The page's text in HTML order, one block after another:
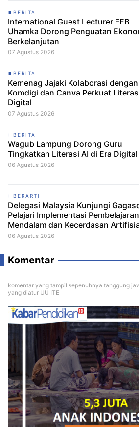
BERITA
International Guest Lecturer FEB
Uhamka Dorong Penguatan
Berkelanjutan
07 Agustus 2026
BERITA
Kemenag Jajaki Kolaborasi dengan
Komdigi dan Canva Perkuat
Digital
07 Agustus 2026
BERITA
Wagub Lampung Dorong Guru
Tingkatkan Literasi AI di Era Digital
06 Agustus 2026
BERARTI
Delegasi Malaysia Kunjungi
Pelajari Implementasi Pembelajaran
Mendalam dan Kecerdasan
06 Agustus 2026
Komentar
komentar yang tampil sepenuhnya tanggung
yang diatur UU ITE